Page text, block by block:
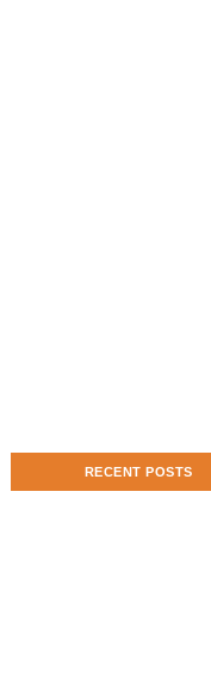
RECENT POSTS